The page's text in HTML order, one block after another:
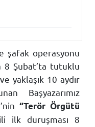
şafak operasyonu
8 Şubat’ta tutuklu
yaklaşık 10 aydır
Başyazarımız
“Terör Örgütü
ilk duruşması 8